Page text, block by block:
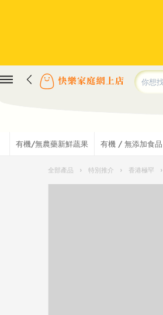
有機/無農藥新鮮蔬果 有機 / 無添加食品
全部產品 › 特別推介 › 香港極罕 ›